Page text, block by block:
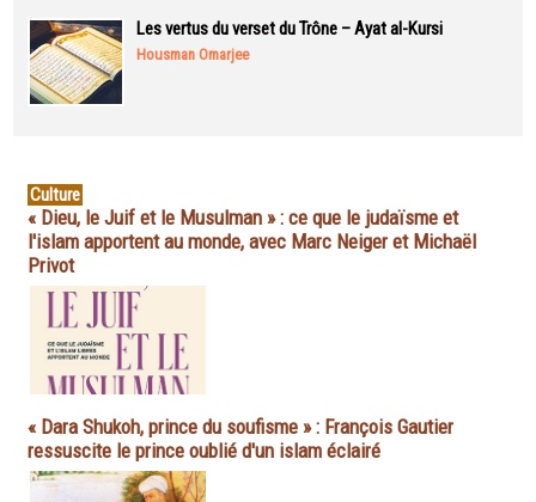
Les vertus du verset du Trône – Ayat al-Kursi
Housman Omarjee
Culture
« Dieu, le Juif et le Musulman » : ce que le judaïsme et
l'islam apportent au monde, avec Marc Neiger et Michaël
Privot
« Dara Shukoh, prince du soufisme » : François Gautier
ressuscite le prince oublié d'un islam éclairé